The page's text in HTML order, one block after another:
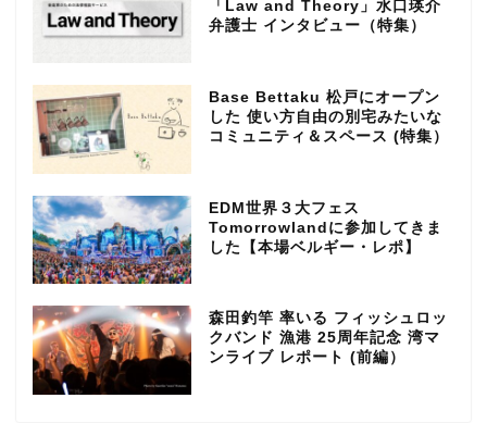
「Law and Theory」水口瑛介
弁護士 インタビュー（特集）
Base Bettaku 松戸にオープン
した 使い方自由の別宅みたいな
コミュニティ＆スペース (特集）
EDM世界３大フェス
Tomorrowlandに参加してきま
した【本場ベルギー・レポ】
森田釣竿 率いる フィッシュロッ
クバンド 漁港 25周年記念 湾マ
ンライブ レポート (前編）